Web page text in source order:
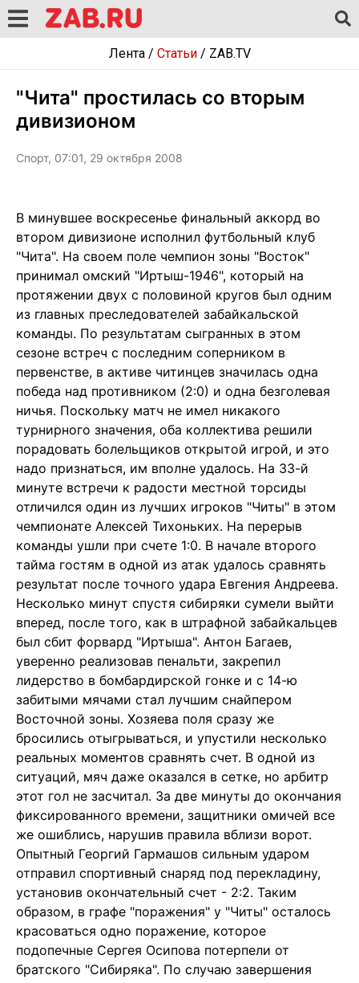
Лента/ Статьи/ ZAB.TV
"Чита" простилась со вторым
дивизионом
Спорт, 07:01, 29 октября 2008
В минувшее воскресенье финальный аккорд во
втором дивизионе исполнил футбольный клуб
"Чита". На своем поле чемпион зоны "Восток"
принимал омский "Иртыш-1946", который на
протяжении двух с половиной кругов был одним
из главных преследователей забайкальской
команды. По результатам сыгранных в этом
сезоне встреч с последним соперником в
первенстве, в активе читинцев значилась одна
победа над противником (2:0) и одна безголевая
ничья. Поскольку матч не имел никакого
турнирного значения, оба коллектива решили
порадовать болельщиков открытой игрой, и это
надо признаться, им вполне удалось. На 33-й
минуте встречи к радости местной торсиды
отличился один из лучших игроков "Читы" в этом
чемпионате Алексей Тихоньких. На перерыв
команды ушли при счете 1:0. В начале второго
тайма гостям в одной из атак удалось сравнять
результат после точного удара Евгения Андреева.
Несколько минут спустя сибиряки сумели выйти
вперед, после того, как в штрафной забайкальцев
был сбит форвард "Иртыша". Антон Багаев,
уверенно реализовав пенальти, закрепил
лидерство в бомбардирской гонке и с 14-ю
забитыми мячами стал лучшим снайпером
Восточной зоны. Хозяева поля сразу же
бросились отыгрываться, и упустили несколько
реальных моментов сравнять счет. В одной из
ситуаций, мяч даже оказался в сетке, но арбитр
этот гол не засчитал. За две минуты до окончания
фиксированного времени, защитники омичей все
же ошиблись, нарушив правила вблизи ворот.
Опытный Георгий Гармашов сильным ударом
отправил спортивный снаряд под перекладину,
установив окончательный счет - 2:2. Таким
образом, в графе "поражения" у "Читы" осталось
красоваться одно поражение, которое
подопечные Сергея Осипова потерпели от
братского "Сибиряка". По случаю завершения